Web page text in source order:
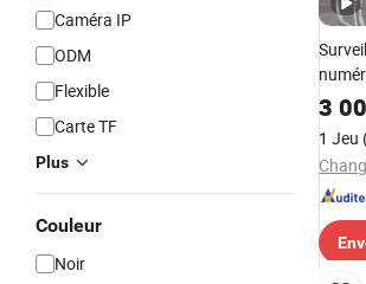
Caméra IP
ODM
Flexible
Carte TF
Plus
Couleur
Noir
rotatif
3
1 Jeu